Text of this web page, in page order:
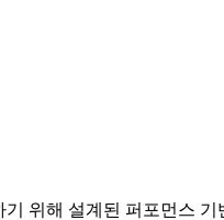
위해 설계된 퍼포먼스